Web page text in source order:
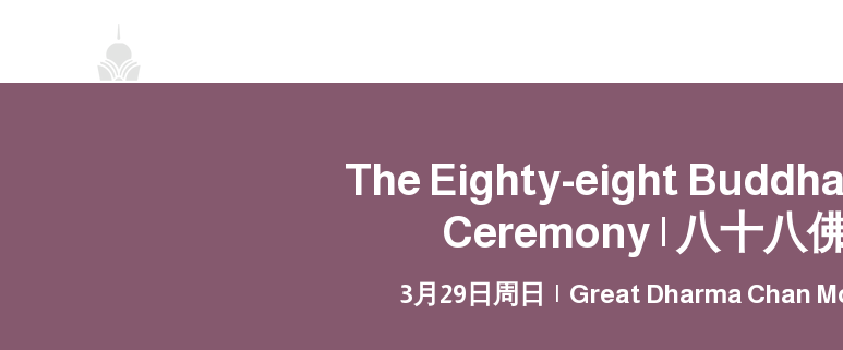
首頁
The Eighty-eight
Ceremony | 八十八
3月29日周日
  |
Great Dharma Chan